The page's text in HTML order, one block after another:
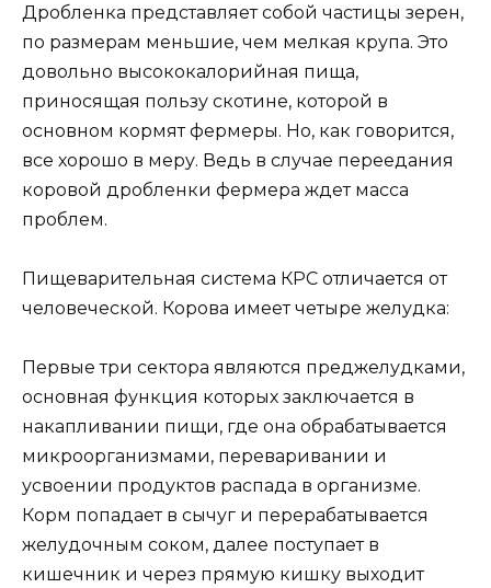
Дробленка представляет собой частицы зерен,
по размерам меньшие, чем мелкая крупа. Это
довольно высококалорийная пища,
приносящая пользу скотине, которой в
основном кормят фермеры. Но, как говорится,
все хорошо в меру. Ведь в случае переедания
коровой дробленки фермера ждет масса
проблем.
Пищеварительная система КРС отличается от
человеческой. Корова имеет четыре желудка:
Первые три сектора являются преджелудками,
основная функция которых заключается в
накапливании пищи, где она обрабатывается
микроорганизмами, переваривании и
усвоении продуктов распада в организме.
Корм попадает в сычуг и перерабатывается
желудочным соком, далее поступает в
кишечник и через прямую кишку выходит